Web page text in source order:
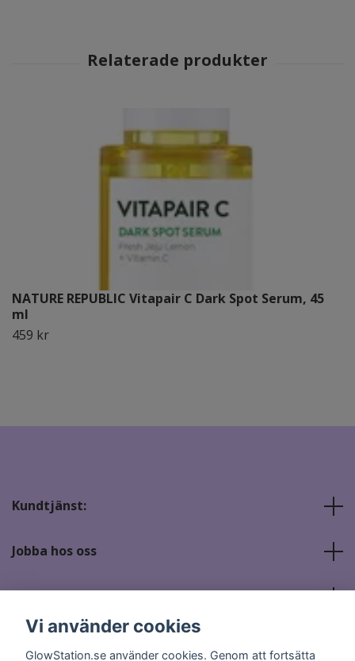
NATURE REPUBLIC Vitapair C Dark Spot Serum, 45
ml
459 kr
Kundtjänst:
Jobba hos oss
Sociala medier
Vi använder cookies
GlowStation.se använder cookies. Genom att fortsätta